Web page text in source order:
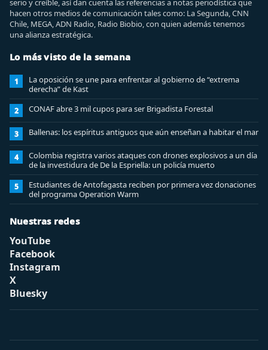
serio y creíble, así dan cuenta las referencias a notas periodística que
hacen otros medios de comunicación tales como: La Segunda, CNN
Chile, MEGA, ADN Radio, Radio Biobio, con quien además tenemos
una alianza estratégica.
Lo más visto de la semana
1
La oposición se une para enfrentar al gobierno de “extrema
derecha” de Kast
2 CONAF abre 3 mil cupos para ser Brigadista Forestal
3 Ballenas: los espíritus antiguos que aún enseñan a habitar el mar
4
Colombia registra varios ataques con drones explosivos a un día
de la investidura de De la Espriella: un policía muerto
5
Estudiantes de Antofagasta reciben por primera vez donaciones
del programa Operation Warm
Nuestras redes
YouTube
Facebook
Instagram
X
Bluesky